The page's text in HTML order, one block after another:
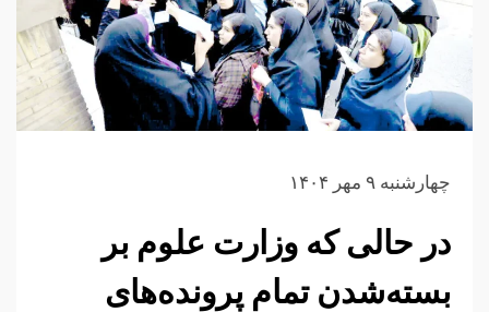
چهارشنبه ۹ مهر ۱۴۰۴
در حالی که وزارت علوم بر
بسته‌شدن تمام پرونده‌های